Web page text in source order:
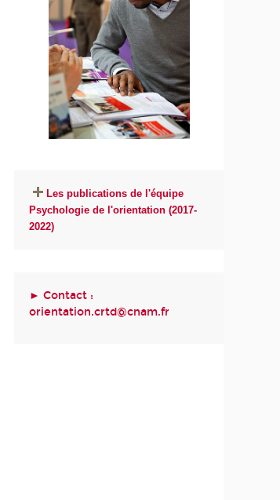
Les publications de l'équipe
Psychologie de l'orientation (2017-
2022)
► Contact :
orientation.crtd@cnam.fr